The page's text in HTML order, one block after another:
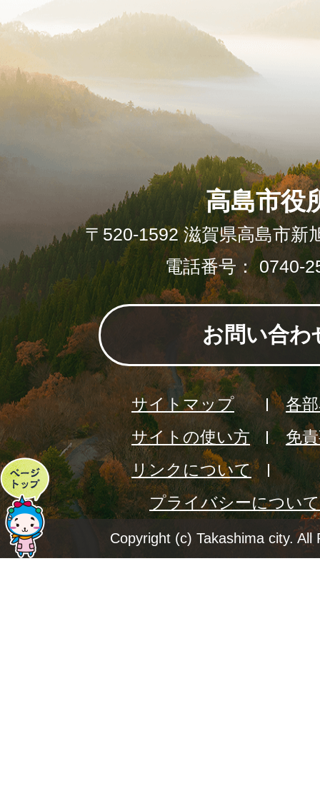
ペ
ー
ジ
高島市役
〒520-1592 滋賀県高島市新
電話番号： 0740-
お問い合わ
サイトマップ
各
サイトの使い方
免
リンクについて
プライバシーについて
Copyright (c) Takashima city. All